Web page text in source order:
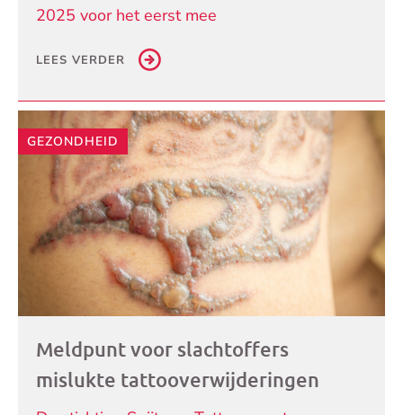
2025 voor het eerst mee
LEES VERDER
GEZONDHEID
Meldpunt voor slachtoffers
mislukte tattooverwijderingen